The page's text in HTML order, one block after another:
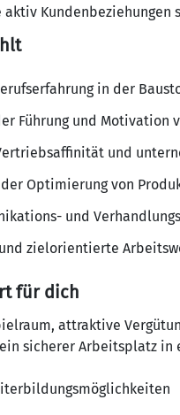
aktiv Kundenbeziehungen
in der
Führung und Motivation
und
Optimierung von
und
zielorientierte
für dich
attraktive
sicherer Arbeitsplatz